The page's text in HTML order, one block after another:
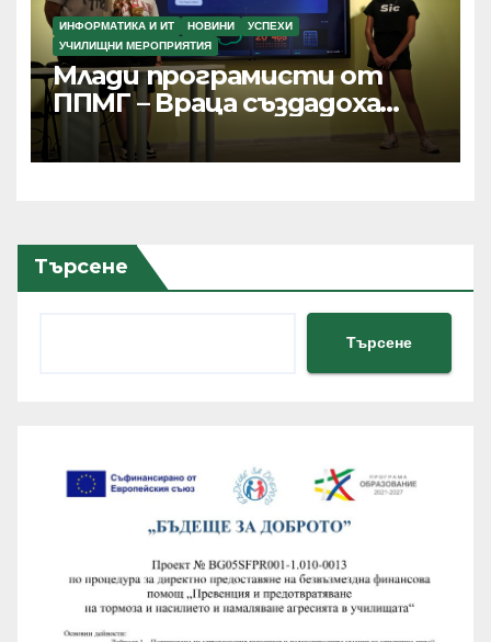
ИНФОРМАТИКА И ИТ НОВИНИ
УСПЕХИ
УЧИЛИЩНИ МЕРОПРИЯТИЯ
Млади програмисти от
ППМГ – Враца създадоха
дигитални продукти с
реално приложение и
Търсене
Търсене